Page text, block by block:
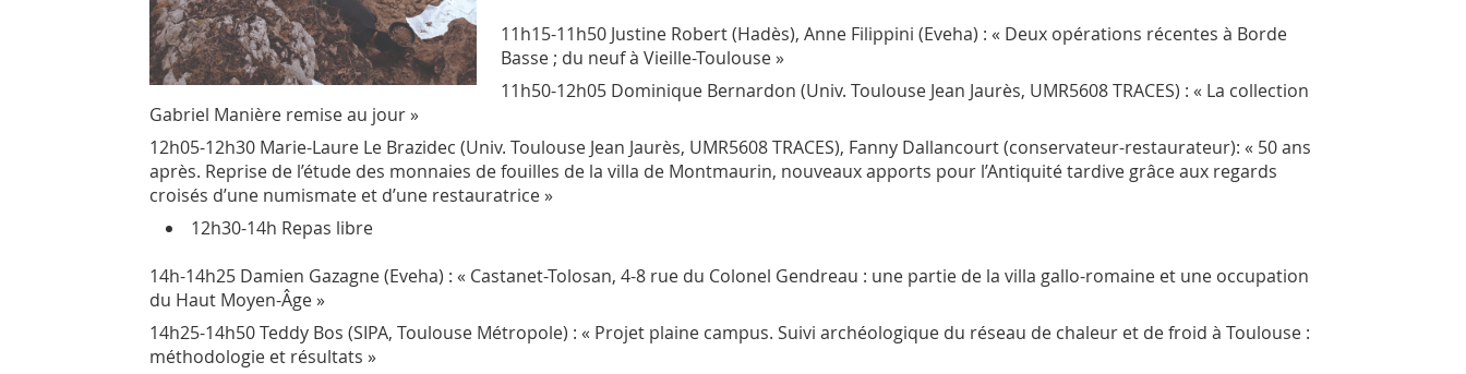
11h15-11h50 Justine Robert (Hadès), Anne Filippini (Eveha) : « Deux opérations récentes à Borde
Basse ; du neuf à Vieille-Toulouse »
11h50-12h05 Dominique Bernardon (Univ. Toulouse Jean Jaurès, UMR5608 TRACES) : « La collection
Gabriel Manière remise au jour »
12h05-12h30 Marie-Laure Le Brazidec (Univ. Toulouse Jean Jaurès, UMR5608 TRACES), Fanny Dallancourt (conservateur-restaurateur): « 50 ans
après. Reprise de l’étude des monnaies de fouilles de la villa de Montmaurin, nouveaux apports pour l’Antiquité tardive grâce aux regards
croisés d’une numismate et d’une restauratrice »
12h30-14h Repas libre
14h-14h25 Damien Gazagne (Eveha) : « Castanet-Tolosan, 4-8 rue du Colonel Gendreau : une partie de la villa gallo-romaine et une occupation
du Haut Moyen-Âge »
14h25-14h50 Teddy Bos (SIPA, Toulouse Métropole) : « Projet plaine campus. Suivi archéologique du réseau de chaleur et de froid à Toulouse :
méthodologie et résultats »